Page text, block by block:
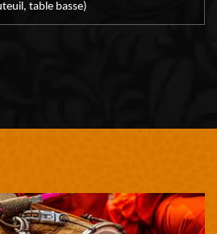
table basse)